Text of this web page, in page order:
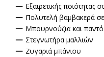
Εξαιρετικής ποιότητας
Πολυτελή βαμβακερά
Μπουρνούζια και
Στεγνωτήρα μαλλιών
Ζυγαριά μπάνιου